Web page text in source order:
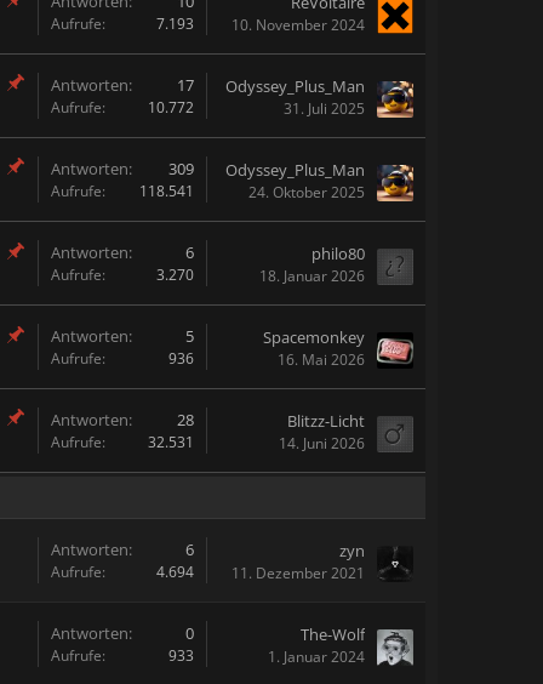
Aufrufe: 7.193 10. November 2024
Antworten: 17
Aufrufe: 10.772
Odyssey_Plus_Man
31. Juli 2025
Antworten: 309
Aufrufe: 118.541
Odyssey_Plus_Man
24. Oktober 2025
Antworten: 6
Aufrufe: 3.270
philo80
18. Januar 2026
Antworten: 5
Aufrufe: 936
Spacemonkey
16. Mai 2026
Antworten: 28
Aufrufe: 32.531
Blitzz-Licht
14. Juni 2026
Antworten: 6
Aufrufe: 4.694
zyn
11. Dezember 2021
Antworten: 0
Aufrufe: 933
The-Wolf
1. Januar 2024